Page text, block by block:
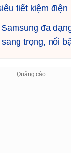
tiết kiệm điện
đa
trọng, nổi